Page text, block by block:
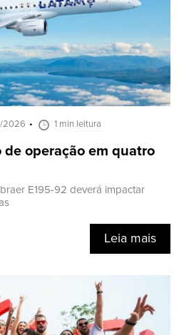
2026 1 min leitura
operação em quatro
E195-92 deverá impactar
Leia mais